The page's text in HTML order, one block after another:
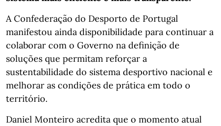
A Confederação do Desporto de Portugal
manifestou ainda disponibilidade para continuar a
colaborar com o Governo na definição de
soluções que permitam reforçar a
sustentabilidade do sistema desportivo nacional e
melhorar as condições de prática em todo o
território.
Daniel Monteiro acredita que o momento atual